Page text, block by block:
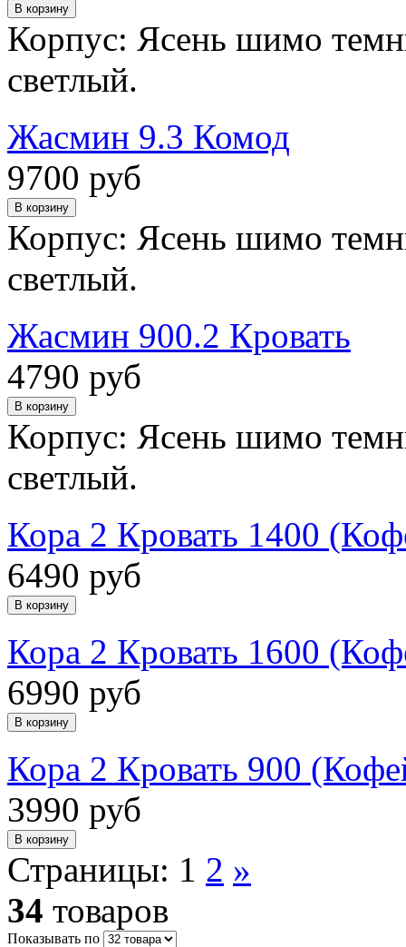
Корпус: Ясень шимо
светлый.
Жасмин 9.3 Комод
9700 руб
Корпус: Ясень шимо
светлый.
Жасмин 900.2 Кровать
4790 руб
Корпус: Ясень шимо
светлый.
Кора 2 Кровать 1400
6490 руб
Кора 2 Кровать 1600
6990 руб
Кора 2 Кровать 900
3990 руб
Страницы: 1 2 »
34 товаров
Показывать по